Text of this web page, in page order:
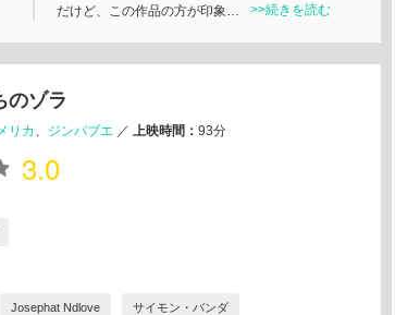
だけど、この作品の方が印象…
>>続きを読む
のゾラ
リカ ジンバブエ ／ 上映時間： 93分
3.0
Josephat Ndlove サイモン・バンダ